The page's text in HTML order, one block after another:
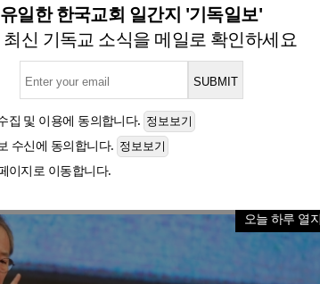
유일한 한국교회 일간지 '기독일보'
최신 기독교 소식을 메일로 확인하세요
집 및 이용에 동의합니다.
수신에 동의합니다.
이지로 이동합니다.
오늘 하루 열
시작”… 김정석 감
“분단 원인 남한에 돌리는 북한식 인식” 지